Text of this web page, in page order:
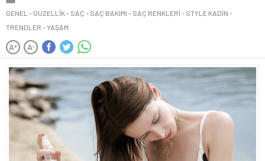
GENEL GÜZELLIK SAÇ SAÇ BAKIMI SAÇ RENKLERI
STYLE KADIN
TRENDLER
YAŞAM
A+ A-